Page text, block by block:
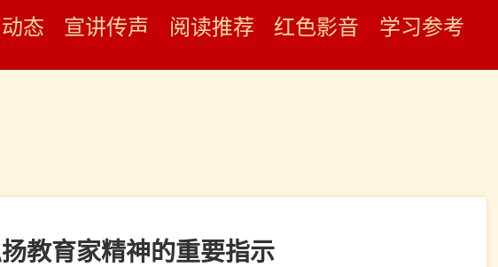
态 宣讲传声 阅读推荐 红色影音 学习参考
教育家精神的重要指示